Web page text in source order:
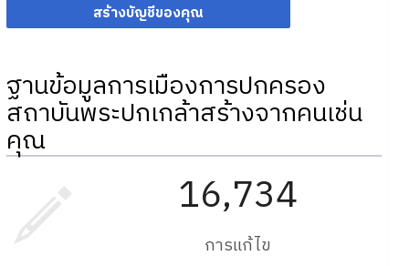
สร้างบัญชีของคุณ
ฐานข้อมูลการเมืองการปกครอง
สถาบันพระปกเกล้าสร้างจากคนเช่น
คุณ
16,734
การแก้ไข